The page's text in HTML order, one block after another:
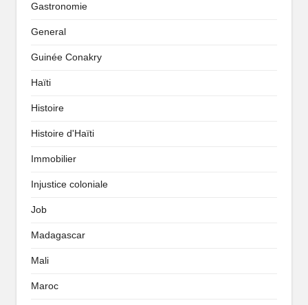
Gastronomie
General
Guinée Conakry
Haïti
Histoire
Histoire d'Haïti
Immobilier
Injustice coloniale
Job
Madagascar
Mali
Maroc